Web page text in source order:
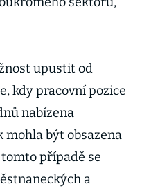
upustit od
kdy pracovní pozice
nabízena
mohla být obsazena
případě se
a